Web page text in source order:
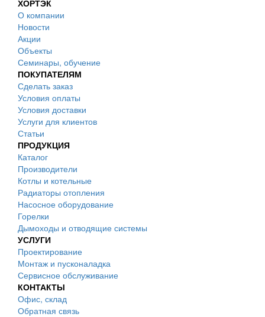
ХОРТЭК
О компании
Новости
Акции
Объекты
Семинары, обучение
ПОКУПАТЕЛЯМ
Сделать заказ
Условия оплаты
Условия доставки
Услуги для клиентов
Статьи
ПРОДУКЦИЯ
Каталог
Производители
Котлы и котельные
Радиаторы отопления
Насосное оборудование
Горелки
Дымоходы и отводящие системы
УСЛУГИ
Проектирование
Монтаж и пусконаладка
Сервисное обслуживание
КОНТАКТЫ
Офис, склад
Обратная связь